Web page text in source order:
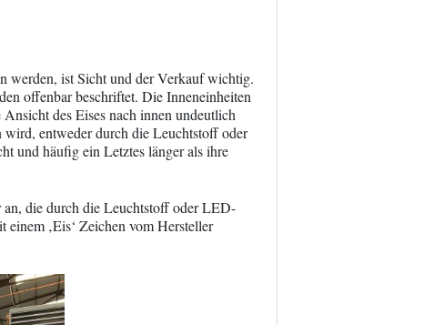
werden, ist Sicht und der Verkauf wichtig.
offenbar beschriftet. Die Inneneinheiten
des Eises nach innen undeutlich
wird, entweder durch die Leuchtstoff oder
und häufig ein Letztes länger als ihre
an, die durch die Leuchtstoff oder LED-
‚Eis‘ Zeichen vom Hersteller